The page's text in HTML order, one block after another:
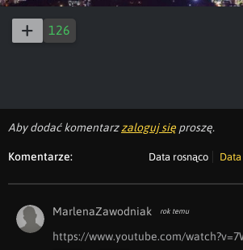
126
Aby dodać komentarzzaloguj się proszę.
Komentarze: Data rosnąco
MarlenaZawodniak rok temu
https://www.youtube.com/